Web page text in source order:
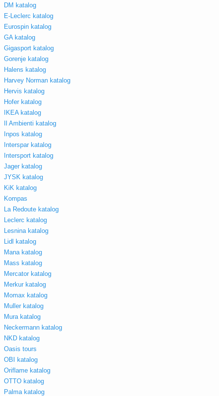
DM katalog
E-Leclerc katalog
Eurospin katalog
GA katalog
Gigasport katalog
Gorenje katalog
Halens katalog
Harvey Norman katalog
Hervis katalog
Hofer katalog
IKEA katalog
Il Ambienti katalog
Inpos katalog
Interspar katalog
Intersport katalog
Jager katalog
JYSK katalog
KiK katalog
Kompas
La Redoute katalog
Leclerc katalog
Lesnina katalog
Lidl katalog
Mana katalog
Mass katalog
Mercator katalog
Merkur katalog
Momax katalog
Muller katalog
Mura katalog
Neckermann katalog
NKD katalog
Oasis tours
OBI katalog
Oriflame katalog
OTTO katalog
Palma katalog